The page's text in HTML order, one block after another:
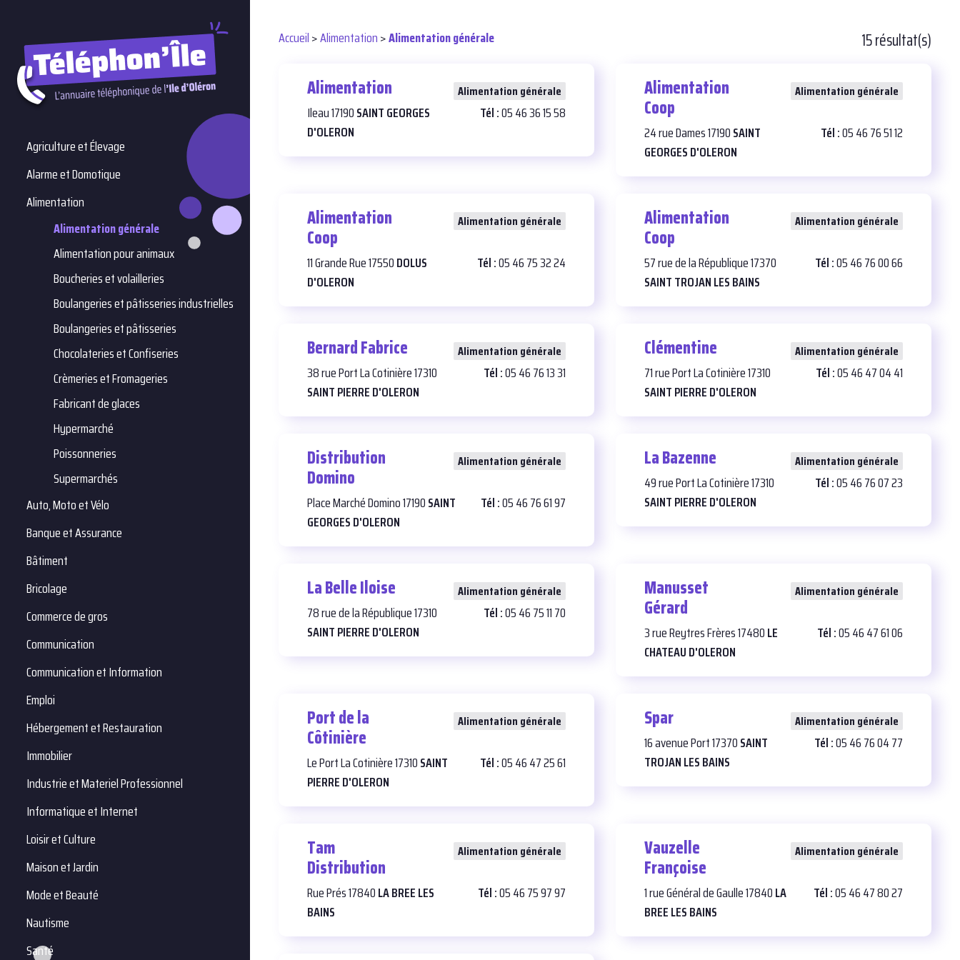
Agriculture et Élevage
Alarme et Domotique
Alimentation
Alimentation générale
Alimentation pour animaux
Boucheries et volailleries
Boulangeries et pâtisseries industrielles
Boulangeries et pâtisseries
Chocolateries et Confiseries
Crèmeries et Fromageries
Fabricant de glaces
Hypermarché
Poissonneries
Supermarchés
Auto, Moto et Vélo
Banque et Assurance
Bâtiment
Bricolage
Commerce de gros
Communication
Communication et Information
Emploi
Hébergement et Restauration
Immobilier
Industrie et Materiel Professionnel
Informatique et Internet
Loisir et Culture
Maison et Jardin
Mode et Beauté
Nautisme
Santé
Accueil>Alimentation>Alimentation générale 15 résultat(s)
Alimentation Alimentation générale
Ileau 17190SAINT GEORGES
D'OLERON
Tél :05 46 36 15 58
Alimentation
Coop
Alimentation générale
24 rue Dames 17190SAINT
GEORGES D'OLERON
Tél :05 46 76 51 12
Alimentation
Coop
Alimentation générale
11 Grande Rue 17550DOLUS
D'OLERON
Tél :05 46 75 32 24
Alimentation
Coop
Alimentation générale
57 rue de la République 17370
SAINT TROJAN LES BAINS
Tél :05 46 76 00 66
Bernard Fabrice Alimentation générale
38 rue Port La Cotinière 17310
SAINT PIERRE D'OLERON
Tél :05 46 76 13 31
Clémentine Alimentation générale
71 rue Port La Cotinière 17310
SAINT PIERRE D'OLERON
Tél :05 46 47 04 41
Distribution
Domino
Alimentation générale
Place Marché Domino 17190SAINT
GEORGES D'OLERON
Tél :05 46 76 61 97
La Bazenne Alimentation générale
49 rue Port La Cotinière 17310
SAINT PIERRE D'OLERON
Tél :05 46 76 07 23
La Belle Iloise Alimentation générale
78 rue de la République 17310
SAINT PIERRE D'OLERON
Tél :05 46 75 11 70
Manusset
Gérard
Alimentation générale
3 rue Reytres Frères 17480LE
CHATEAU D'OLERON
Tél :05 46 47 61 06
Port de la
Côtinière
Alimentation générale
Le Port La Cotinière 17310SAINT
PIERRE D'OLERON
Tél :05 46 47 25 61
Spar Alimentation générale
16 avenue Port 17370SAINT
TROJAN LES BAINS
Tél :05 46 76 04 77
Tam
Distribution
Alimentation générale
Rue Prés 17840LA BREE LES
BAINS
Tél :05 46 75 97 97
Vauzelle
Françoise
Alimentation générale
1 rue Général de Gaulle 17840LA
BREE LES BAINS
Tél :05 46 47 80 27